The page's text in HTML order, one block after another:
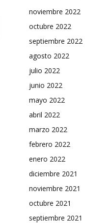
noviembre 2022
octubre 2022
septiembre 2022
agosto 2022
julio 2022
junio 2022
mayo 2022
abril 2022
marzo 2022
febrero 2022
enero 2022
diciembre 2021
noviembre 2021
octubre 2021
septiembre 2021